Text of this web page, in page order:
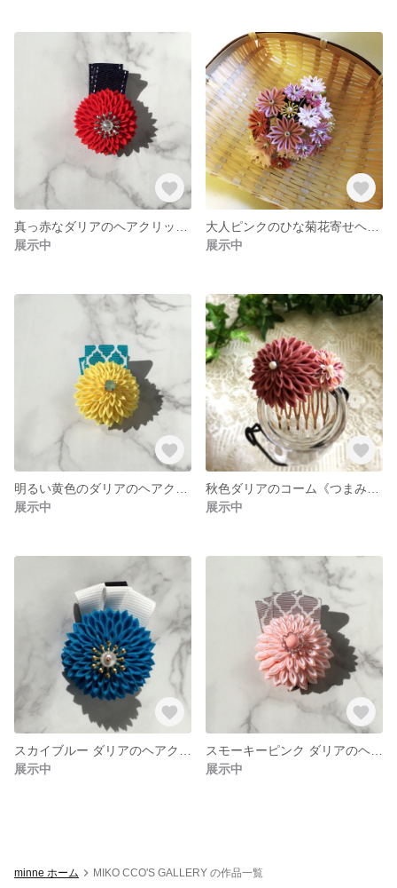
展示中
展示中
展示中
展示中
展示中
展示中
minne ホーム MIKO CCO'S GALLERY の作品一覧